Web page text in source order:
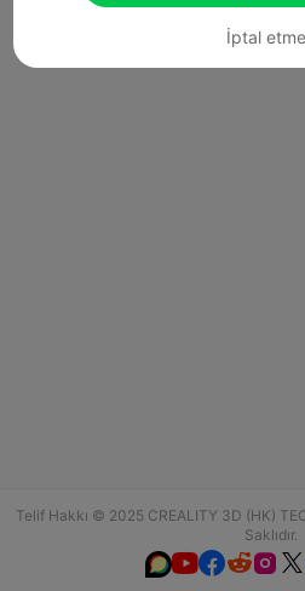
Telif Hakkı © 2025 CREALITY 3D (HK)
Saklıdır.
 
İptal